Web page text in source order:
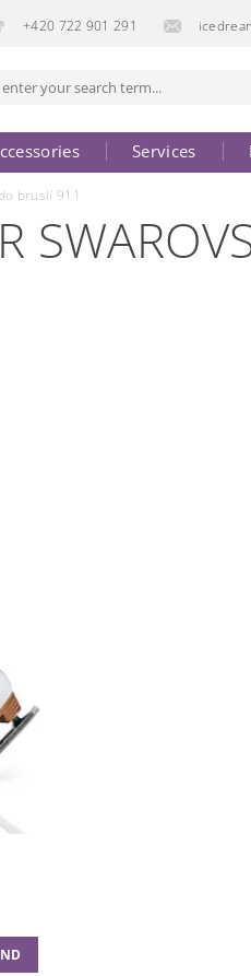
+420 722 901 291
Services
bruslí 911